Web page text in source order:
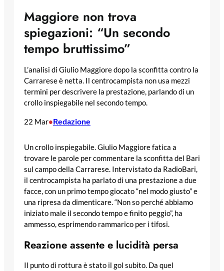
Maggiore non trova
spiegazioni: “Un secondo
tempo bruttissimo”
L’analisi di Giulio Maggiore dopo la sconfitta contro la
Carrarese è netta. Il centrocampista non usa mezzi
termini per descrivere la prestazione, parlando di un
crollo inspiegabile nel secondo tempo.
22 Mar•Redazione
Un crollo inspiegabile. Giulio Maggiore fatica a
trovare le parole per commentare la sconfitta del Bari
sul campo della Carrarese. Intervistato da RadioBari,
il centrocampista ha parlato di una prestazione a due
facce, con un primo tempo giocato “nel modo giusto” e
una ripresa da dimenticare. “Non so perché abbiamo
iniziato male il secondo tempo e finito peggio”, ha
ammesso, esprimendo rammarico per i tifosi.
Reazione assente e lucidità persa
Il punto di rottura è stato il gol subito. Da quel